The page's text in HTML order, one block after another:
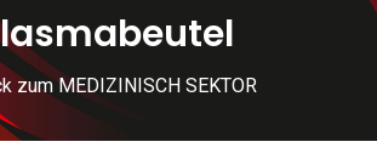
zum MEDIZINISCH SEKTOR